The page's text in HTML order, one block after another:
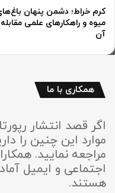
کرم خراط؛ دشمن پنهان
میوه و راهکارهای علمی مقابله
آن
همکاری با ما
اگر قصد انتشار
موارد این چنین را
مراجعه نمایید.
اجتماعی و ایمیل
هستند.